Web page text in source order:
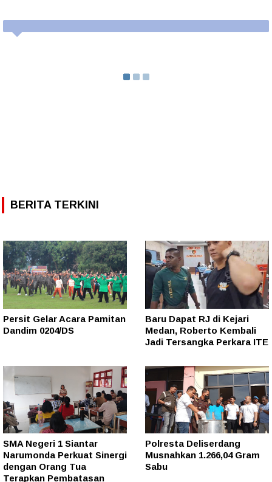
BERITA TERKINI
Persit Gelar Acara Pamitan
Dandim 0204/DS
Baru Dapat RJ di Kejari
Medan, Roberto Kembali
Jadi Tersangka Perkara ITE
SMA Negeri 1 Siantar
Narumonda Perkuat Sinergi
dengan Orang Tua
Terapkan Pembatasan
Polresta Deliserdang
Musnahkan 1.266,04 Gram
Sabu